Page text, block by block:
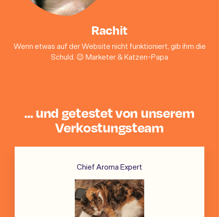
Rachit
Wenn etwas auf der Website nicht funktioniert, gib ihm die
Schuld. 😉 Marketer & Katzen-Papa
... und getestet von unserem
Verkostungsteam
Chief Aroma Expert